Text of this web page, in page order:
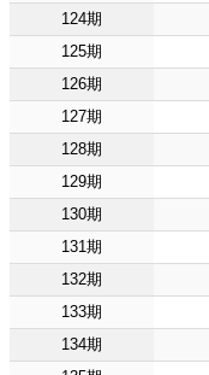
124期
125期
126期
127期
128期
129期
130期
131期
132期
133期
134期